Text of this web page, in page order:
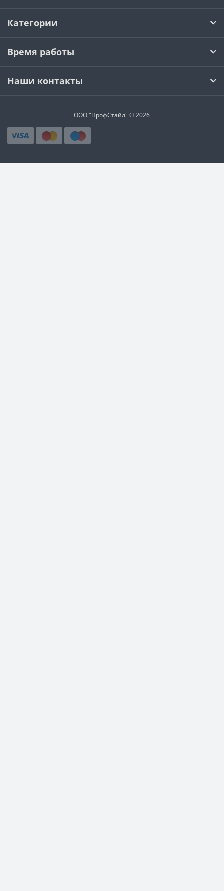
Категории
Время работы
Наши контакты
ООО "ПрофСтайл" © 2026